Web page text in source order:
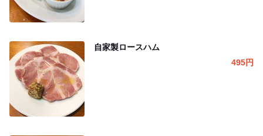
自家製ロースハム
495円